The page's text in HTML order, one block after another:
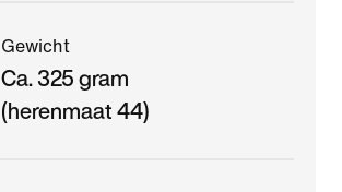
Gewicht
Ca. 325 gram
(herenmaat 44)